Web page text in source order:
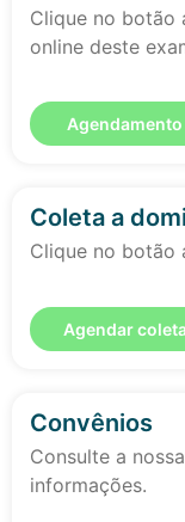
Clique no botão
online deste
Agendamento
Coleta a
Clique no botão
Agendar coleta
Convênios
Consulte a
informações.